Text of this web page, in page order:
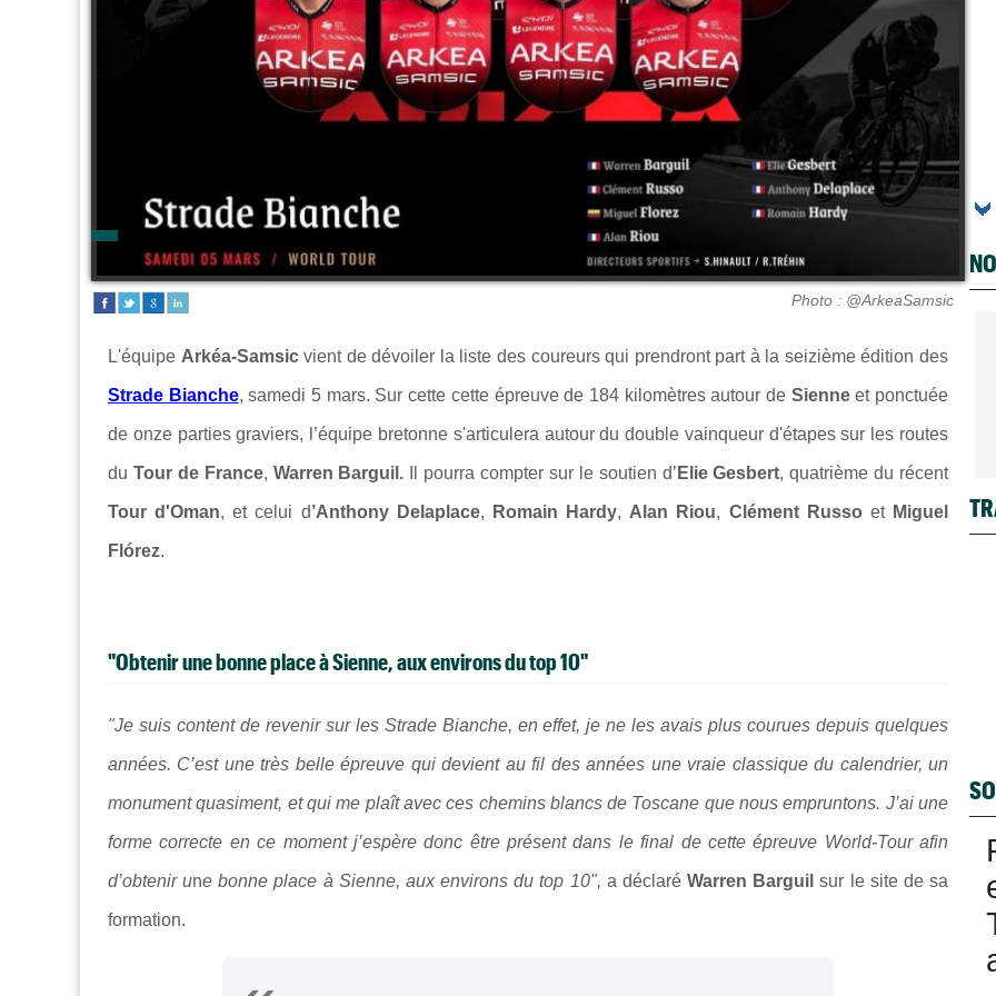
Photo : @ArkeaSamsic
L'équipe Arkéa-Samsicvient de dévoiler la liste des coureurs qui prendront part à la seizième édition des
Strade Bianche, samedi 5 mars. Sur cette cette épreuve de 184 kilomètres autour deSienneet ponctuée
de onze parties graviers, l’équipe bretonne s'articulera autour du double vainqueur d'étapes sur les routes
du Tour de France, Warren Barguil. Il pourra compter sur le soutien d’ Elie Gesbert, quatrième du récent
Tour d'Oman, et celui d’Anthony Delaplace, Romain Hardy, Alan Riou, Clément Russo et Miguel
Flórez.
"Obtenir une bonne place à Sienne, aux environs du top 10"
"Je suis content de revenir sur les Strade Bianche, en effet, je ne les avais plus courues depuis quelques
années. C’est une très belle épreuve qui devient au fil des années une vraie classique du calendrier, un
monument quasiment, et qui me plaît avec ces chemins blancs de Toscane que nous empruntons. J’ai une
forme correcte en ce moment j’espère donc être présent dans le final de cette épreuve World-Tour afin
d’obtenir une bonne place à Sienne, aux environs du top 10", a déclaréWarren Barguilsur le site de sa
formation.